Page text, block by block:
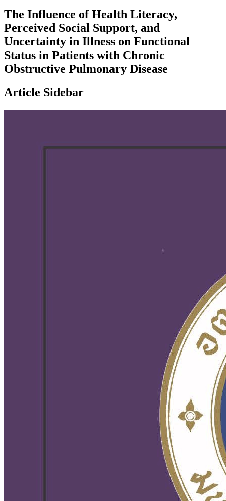
The Influence of Health Literacy,
Perceived Social Support, and
Uncertainty in Illness on Functional
Status in Patients with Chronic
Obstructive Pulmonary Disease
Article Sidebar